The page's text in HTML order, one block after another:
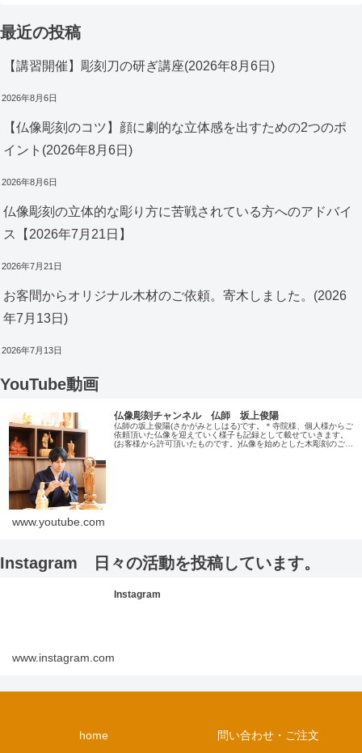
最近の投稿
【講習開催】彫刻刀の研ぎ講座(2026年8月6日)
2026年8月6日
【仏像彫刻のコツ】顔に劇的な立体感を出すための2つのポ
イント(2026年8月6日)
2026年8月6日
仏像彫刻の立体的な彫り方に苦戦されている方へのアドバイ
ス【2026年7月21日】
2026年7月21日
お客間からオリジナル木材のご依頼。寄木しました。(2026
年7月13日)
2026年7月13日
YouTube動画
仏像彫刻チャンネル 仏師 坂上俊陽
仏師の坂上俊陽(さかがみとしはる)です。＊寺院様、個人様からご
依頼頂いた仏像を迎えていく様子も記録として載せていきます。
(お客様から許可頂いたものです。)仏像を始めとした木彫刻のご依
www.youtube.com
Instagram 日々の活動を投稿しています。
Instagram
www.instagram.com
home
問い合わせ・ご注文